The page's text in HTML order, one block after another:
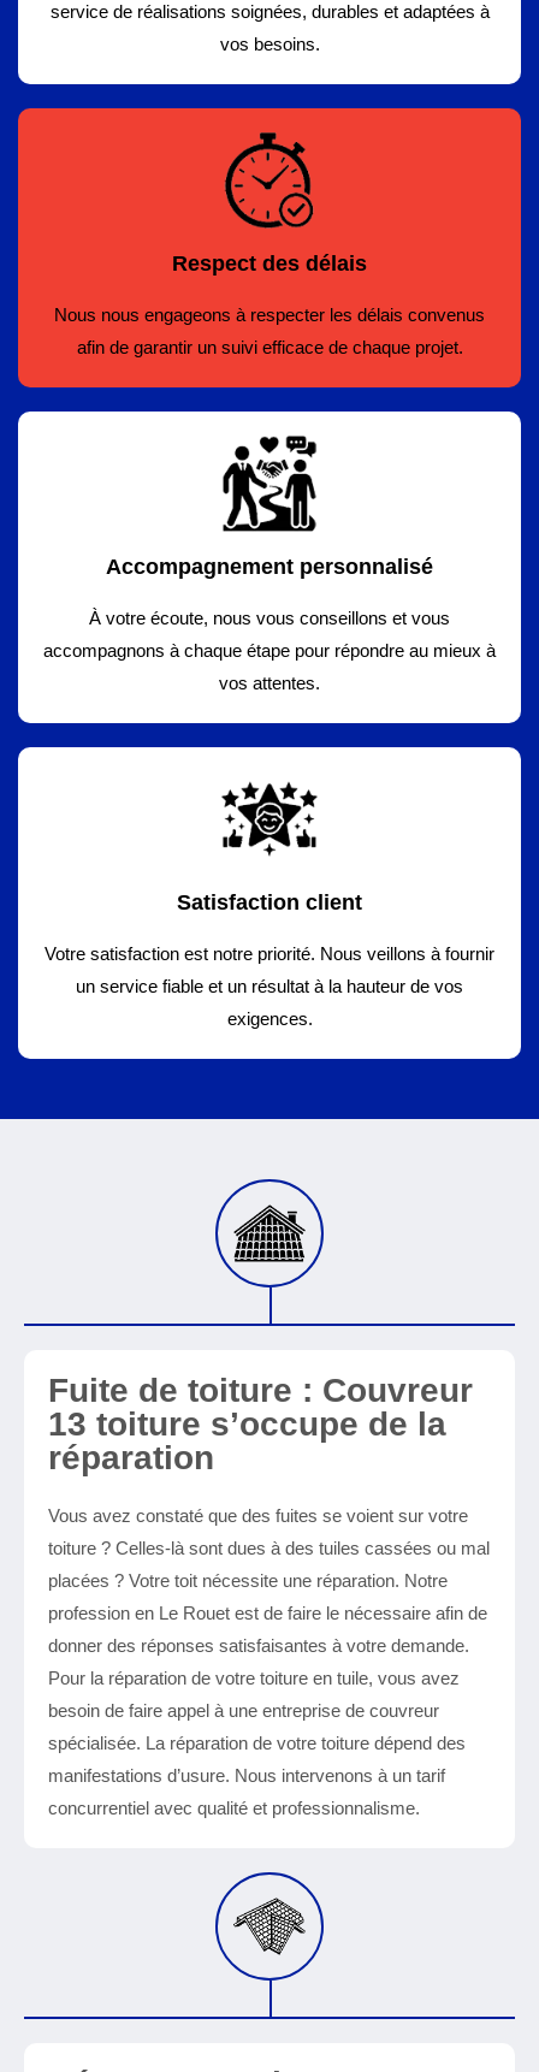
service de réalisations soignées, durables et adaptées à
vos besoins.
Respect des délais
Nous nous engageons à respecter les délais convenus
afin de garantir un suivi efficace de chaque projet.
Accompagnement personnalisé
À votre écoute, nous vous conseillons et vous
accompagnons à chaque étape pour répondre au mieux à
vos attentes.
Satisfaction client
Votre satisfaction est notre priorité. Nous veillons à fournir
un service fiable et un résultat à la hauteur de vos
exigences.
Fuite de toiture : Couvreur
13 toiture s’occupe de la
réparation
Vous avez constaté que des fuites se voient sur votre
toiture ? Celles-là sont dues à des tuiles cassées ou mal
placées ? Votre toit nécessite une réparation. Notre
profession en Le Rouet est de faire le nécessaire afin de
donner des réponses satisfaisantes à votre demande.
Pour la réparation de votre toiture en tuile, vous avez
besoin de faire appel à une entreprise de couvreur
spécialisée. La réparation de votre toiture dépend des
manifestations d’usure. Nous intervenons à un tarif
concurrentiel avec qualité et professionnalisme.